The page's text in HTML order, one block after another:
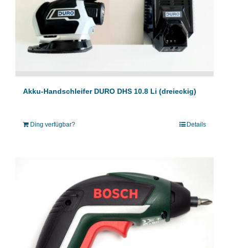
Akku-Handschleifer DURO DHS 10.8 Li (dreieckig)
Ding verfügbar? Details